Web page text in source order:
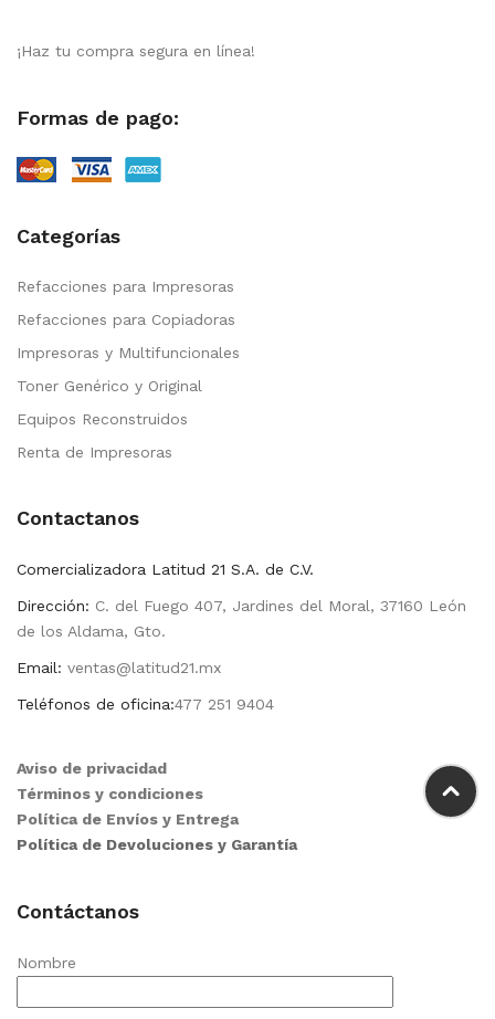
¡Haz tu compra segura en línea!
Formas de pago:
Categorías
Refacciones para Impresoras
Refacciones para Copiadoras
Impresoras y Multifuncionales
Toner Genérico y Original
Equipos Reconstruidos
Renta de Impresoras
Contactanos
Comercializadora Latitud 21 S.A. de C.V.
Dirección: C. del Fuego 407, Jardines del Moral, 37160 León
de los Aldama, Gto.
Email: ventas@latitud21.mx
Teléfonos de oficina:477 251 9404
Aviso de privacidad
Términos y condiciones
Política de Envíos y Entrega
Política de Devoluciones y Garantía
Contáctanos
Nombre